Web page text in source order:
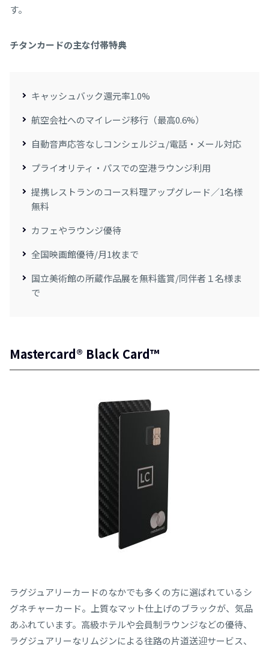
す。
チタンカードの主な付帯特典
キャッシュバック還元率1.0%
航空会社へのマイレージ移行（最高0.6%）
自動音声応答なしコンシェルジュ/電話・メール対応
プライオリティ・パスでの空港ラウンジ利用
提携レストランのコース料理アップグレード／1名様
無料
カフェやラウンジ優待
全国映画館優待/月1枚まで
国立美術館の所蔵作品展を無料鑑賞/同伴者１名様ま
で
Mastercard® Black Card™
ラグジュアリーカードのなかでも多くの方に選ばれているシ
グネチャーカード。上質なマット仕上げのブラックが、気品
あふれています。⾼級ホテルや会員制ラウンジなどの優待、
ラグジュアリーなリムジンによる往路の片道送迎サービス、